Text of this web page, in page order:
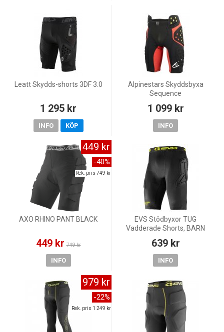
Leatt Skydds-shorts 3DF 3.0
1 295 kr
INFO KÖP
Alpinestars Skyddsbyxa
Sequence
1 099 kr
INFO
AXO RHINO PANT BLACK
449 kr 749 kr
449 kr
-40%
Rek. pris 749 kr
INFO
EVS Stödbyxor TUG
Vadderade Shorts, BARN
639 kr
INFO
979 kr
-22%
Rek. pris 1 249 kr